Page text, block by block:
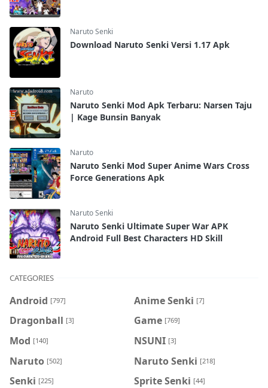
Naruto Senki
Download Naruto Senki Versi 1.17 Apk
Naruto
Naruto Senki Mod Apk Terbaru: Narsen Taju
| Kage Bunsin Banyak
Naruto
Naruto Senki Mod Super Anime Wars Cross
Force Generations Apk
Naruto Senki
Naruto Senki Ultimate Super War APK
Android Full Best Characters HD Skill
CATEGORIES
Android [797] Anime Senki [7]
Dragonball [3] Game [769]
Mod [140] NSUNI [3]
Naruto [502] Naruto Senki [218]
Senki [225] Sprite Senki [44]